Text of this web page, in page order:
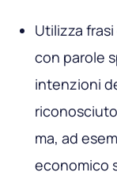
Utilizza
con parole
intenzioni
ma, ad
economico